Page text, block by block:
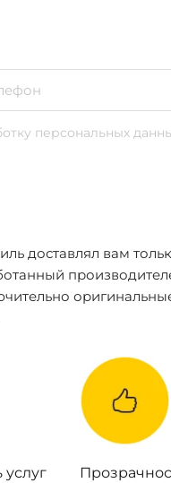
персональных
доставлял вам
услуг